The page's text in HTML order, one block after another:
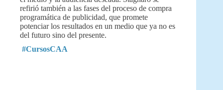
refirió también a las fases del proceso de compra
programática de publicidad, que promete
potenciar los resultados en un medio que ya no es
del futuro sino del presente.
#CursosCAA